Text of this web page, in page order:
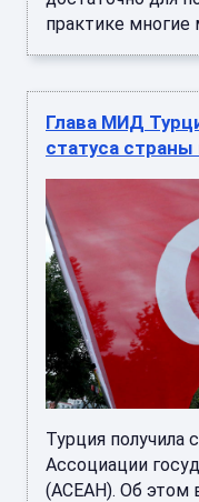
практике
Глава МИД
статуса
Турция получила
Ассоциации
(АСЕАН). Об этом